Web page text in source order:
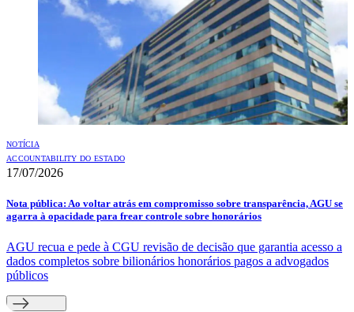
NOTÍCIA
ACCOUNTABILITY DO ESTADO
17/07/2026
Nota pública: Ao voltar atrás em compromisso sobre transparência, AGU se
agarra à opacidade para frear controle sobre honorários
AGU recua e pede à CGU revisão de decisão que garantia acesso a
dados completos sobre bilionários honorários pagos a advogados
públicos